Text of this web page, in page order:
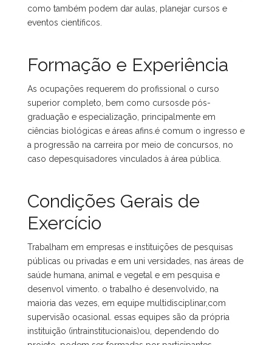
como também podem dar aulas, planejar cursos e
eventos científicos.
Formação e Experiência
As ocupações requerem do profissional o curso
superior completo, bem como cursosde pós-
graduação e especialização, principalmente em
ciências biológicas e áreas afins.é comum o ingresso e
a progressão na carreira por meio de concursos, no
caso depesquisadores vinculados à área pública.
Condições Gerais de
Exercício
Trabalham em empresas e instituições de pesquisas
públicas ou privadas e em uni versidades, nas áreas de
saúde humana, animal e vegetal e em pesquisa e
desenvol vimento. o trabalho é desenvolvido, na
maioria das vezes, em equipe multidisciplinar,com
supervisão ocasional. essas equipes são da própria
instituição (intrainstitucionais)ou, dependendo do